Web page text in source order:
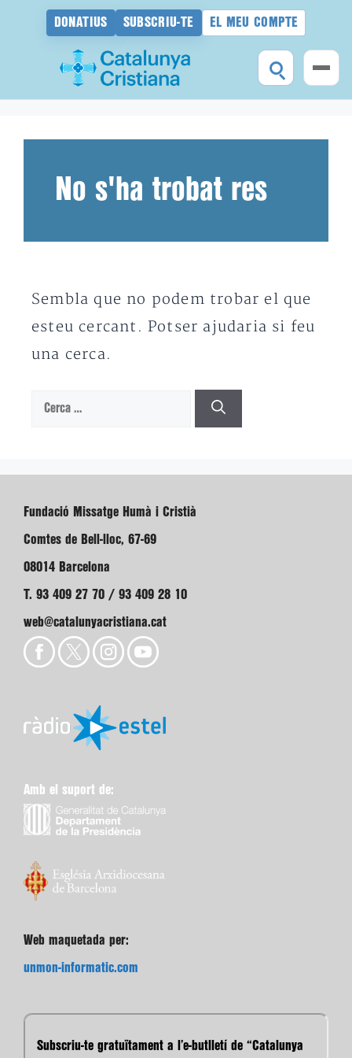
DONATIUS SUBSCRIU-TE EL MEU COMPTE
No s'ha trobat res
Sembla que no podem trobar el que
esteu cercant. Potser ajudaria si feu
una cerca.
Cerca:
Fundació Missatge Humà i Cristià
Comtes de Bell-lloc, 67-69
08014 Barcelona
T. 93 409 27 70 / 93 409 28 10
web@catalunyacristiana.cat
Amb el suport de:
Web maquetada per:
unmon-informatic.com
Subscriu-te gratuïtament a l’e-butlletí de “Catalunya